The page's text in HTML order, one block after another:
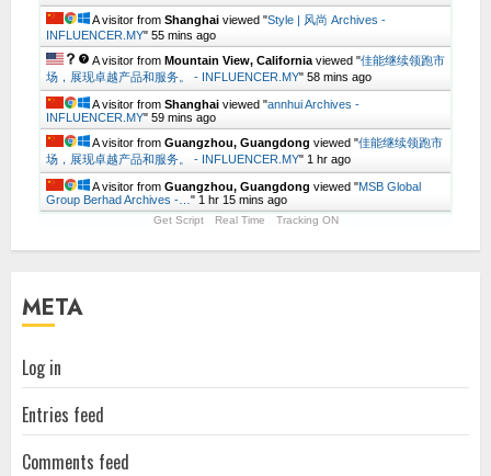
A visitor from Shanghai viewed "Style | 风尚 Archives -
INFLUENCER.MY" 55 mins ago
A visitor from Mountain View, California viewed "佳能继续领跑市
场，展现卓越产品和服务。 - INFLUENCER.MY" 58 mins ago
A visitor from Shanghai viewed "annhui Archives -
INFLUENCER.MY" 59 mins ago
A visitor from Guangzhou, Guangdong viewed "佳能继续领跑市
场，展现卓越产品和服务。 - INFLUENCER.MY" 1 hr ago
A visitor from Guangzhou, Guangdong viewed "MSB Global
Group Berhad Archives -… " 1 hr 16 mins ago
Get Script Real Time Tracking ON
META
Log in
Entries feed
Comments feed